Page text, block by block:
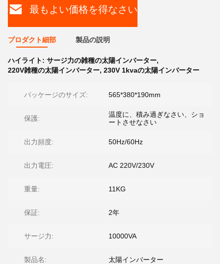
最もよい価格を得なさい
プロダクト細部 製品の説明
ハイライト: サージ力の雑種の太陽インバーター,
220V雑種の太陽インバーター, 230V 1kvaの太陽インバーター
パッケージのサイズ: 565*380*190mm
保護:
温度に、積み過ぎなさい、ショ
ートさせなさい
出力頻度: 50Hz/60Hz
出力電圧: AC 220V/230V
重量: 11KG
保証: 2年
サージ力: 10000VA
製品名: 太陽インバーター